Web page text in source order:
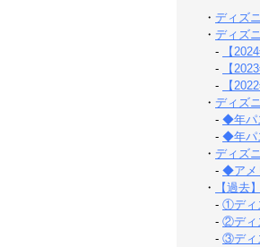
・ ディズ
・ ディズ
-
【
-
【
-
【
・ ディズ
- ◆年パ
- ◆年パ
・ ディズ
- ◆アメ
・
【過去
- ①ディ
- ②ディ
- ③ディ